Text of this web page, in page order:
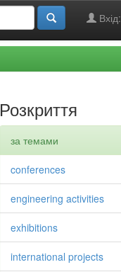
Вхід:
Розкриття
за темами
conferences
engineering activities
exhibitions
international projects